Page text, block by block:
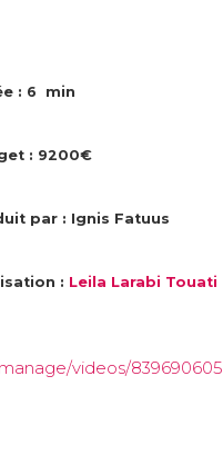
: 6 min
: 9200€
par : Ignis Fatuus
: Leila Larabi Touati
videos/839690605